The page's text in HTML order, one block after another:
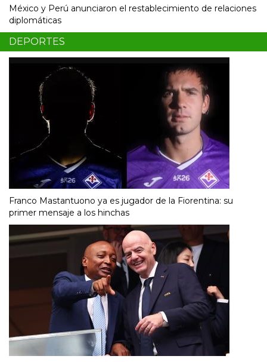
México y Perú anunciaron el restablecimiento de relaciones
diplomáticas
DEPORTES
Franco Mastantuono ya es jugador de la Fiorentina: su
primer mensaje a los hinchas